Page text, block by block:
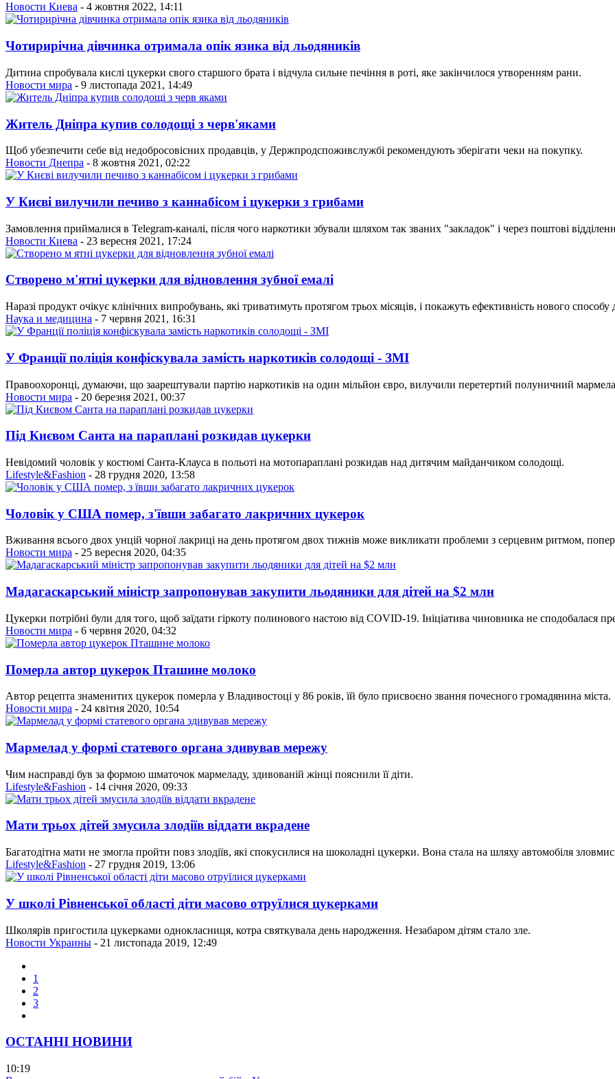
Новости Киева - 4 жовтня 2022, 14:11
Чотирирічна дівчинка отримала опік язика від льодяників
Дитина спробувала кислі цукерки свого старшого брата і відчула сильне печіння в роті, яке закінчилося утворенням рани.
Новости мира - 9 листопада 2021, 14:49
Житель Дніпра купив солодощі з черв'яками
Щоб убезпечити себе від недобросовісних продавців, у Держпродспоживслужбі рекомендують зберігати чеки на покупку.
Новости Днепра - 8 жовтня 2021, 02:22
У Києві вилучили печиво з каннабісом і цукерки з грибами
Замовлення приймалися в Telegram-каналі, після чого наркотики збували шляхом так званих "закладок" і через поштові
Новости Киева - 23 вересня 2021, 17:24
Створено м'ятні цукерки для відновлення зубної емалі
Наразі продукт очікує клінічних випробувань, які триватимуть протягом трьох місяців, і покажуть ефективність нового способу
Наука и медицина - 7 червня 2021, 16:31
У Франції поліція конфіскувала замість наркотиків солодощі - ЗМІ
Правоохоронці, думаючи, що заарештували партію наркотиків на один мільйон євро, вилучили перетертий полуничний
Новости мира - 20 березня 2021, 00:37
Під Києвом Санта на параплані розкидав цукерки
Невідомий чоловік у костюмі Санта-Клауса в польоті на мотопараплані розкидав над дитячим майданчиком солодощі.
Lifestyle&Fashion - 28 грудня 2020, 13:58
Чоловік у США помер, з'ївши забагато лакричних цукерок
Вживання всього двох унцій чорної лакриці на день протягом двох тижнів може викликати проблеми з серцевим ритмом,
Новости мира - 25 вересня 2020, 04:35
Мадагаскарський міністр запропонував закупити льодяники для дітей на $2 млн
Цукерки потрібні були для того, щоб заїдати гіркоту полинового настою від CОVID-19. Ініціатива чиновника не сподобалася
Новости мира - 6 червня 2020, 04:32
Померла автор цукерок Пташине молоко
Автор рецепта знаменитих цукерок померла у Владивостоці у 86 років, їй було присвоєно звання почесного громадянина міста.
Новости мира - 24 квітня 2020, 10:54
Мармелад у формі статевого органа здивував мережу
Чим насправді був за формою шматочок мармеладу, здивованій жінці пояснили її діти.
Lifestyle&Fashion - 14 січня 2020, 09:33
Мати трьох дітей змусила злодіїв віддати вкрадене
Багатодітна мати не змогла пройти повз злодіїв, які спокусилися на шоколадні цукерки. Вона стала на шляху автомобіля
Lifestyle&Fashion - 27 грудня 2019, 13:06
У школі Рівненської області діти масово отруїлися цукерками
Школярів пригостила цукерками однокласниця, котра святкувала день народження. Незабаром дітям стало зле.
Новости Украины - 21 листопада 2019, 12:49
1
2
3
ОСТАННІ НОВИНИ
10:19